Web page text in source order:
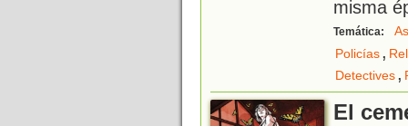
misma
Temática:
Policías,
Detectives,
El